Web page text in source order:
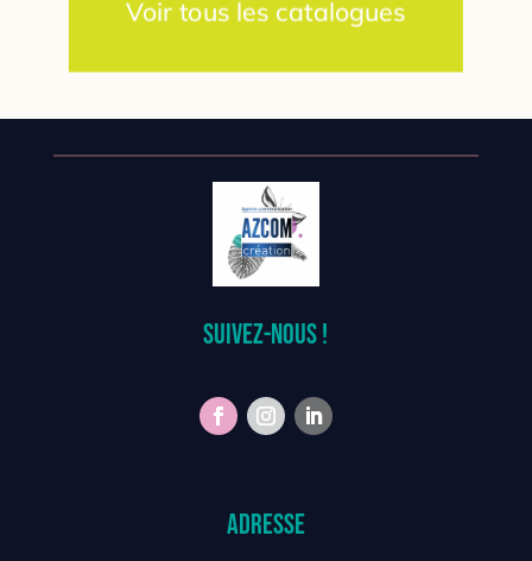
Voir tous les catalogues
Suivez-nous !
Adresse